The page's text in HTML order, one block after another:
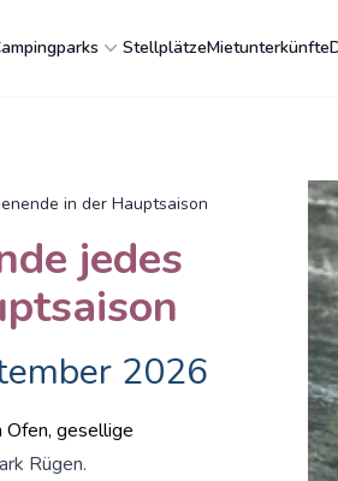
StellplätzeMietunterkünfte
in der Hauptsaison
jedes
2026
Ofen, gesellige
Rügen.